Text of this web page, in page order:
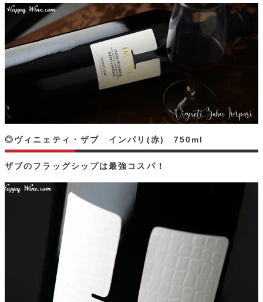
ザブのフラッグシップは最強コスパ！
◎ヴィニェティ・ザブ インパリ(赤) 750ml